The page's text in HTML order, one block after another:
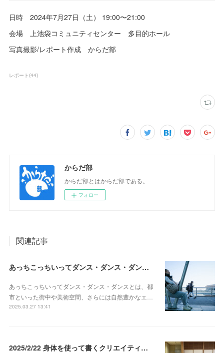
日時 2024年7月27日（土） 19:00〜21:00
会場 上池袋コミュニティセンター 多目的ホール
写真撮影/レポート作成 からだ部
レポート (44)
からだ部
からだ部とはからだ部である。
フォロー
関連記事
あっちこっちいってダンス・ダンス・ダンス@横浜 レポート 2025/3/23
あっちこっちいってダンス・ダンス・ダンスとは、都
市といった街中や美術空間、さらには自然豊かなエ…
2025.03.27 13:41
2025/2/22 身体を使って書くクリエイティブライティングレポート